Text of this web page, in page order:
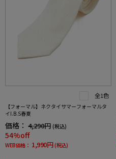
全1色
【フォーマル】ネクタイサマーフォーマルタ
イI.B.S春夏
価格： 4,290円 (税込)
54%off
WEB価格： 1,990円 (税込)